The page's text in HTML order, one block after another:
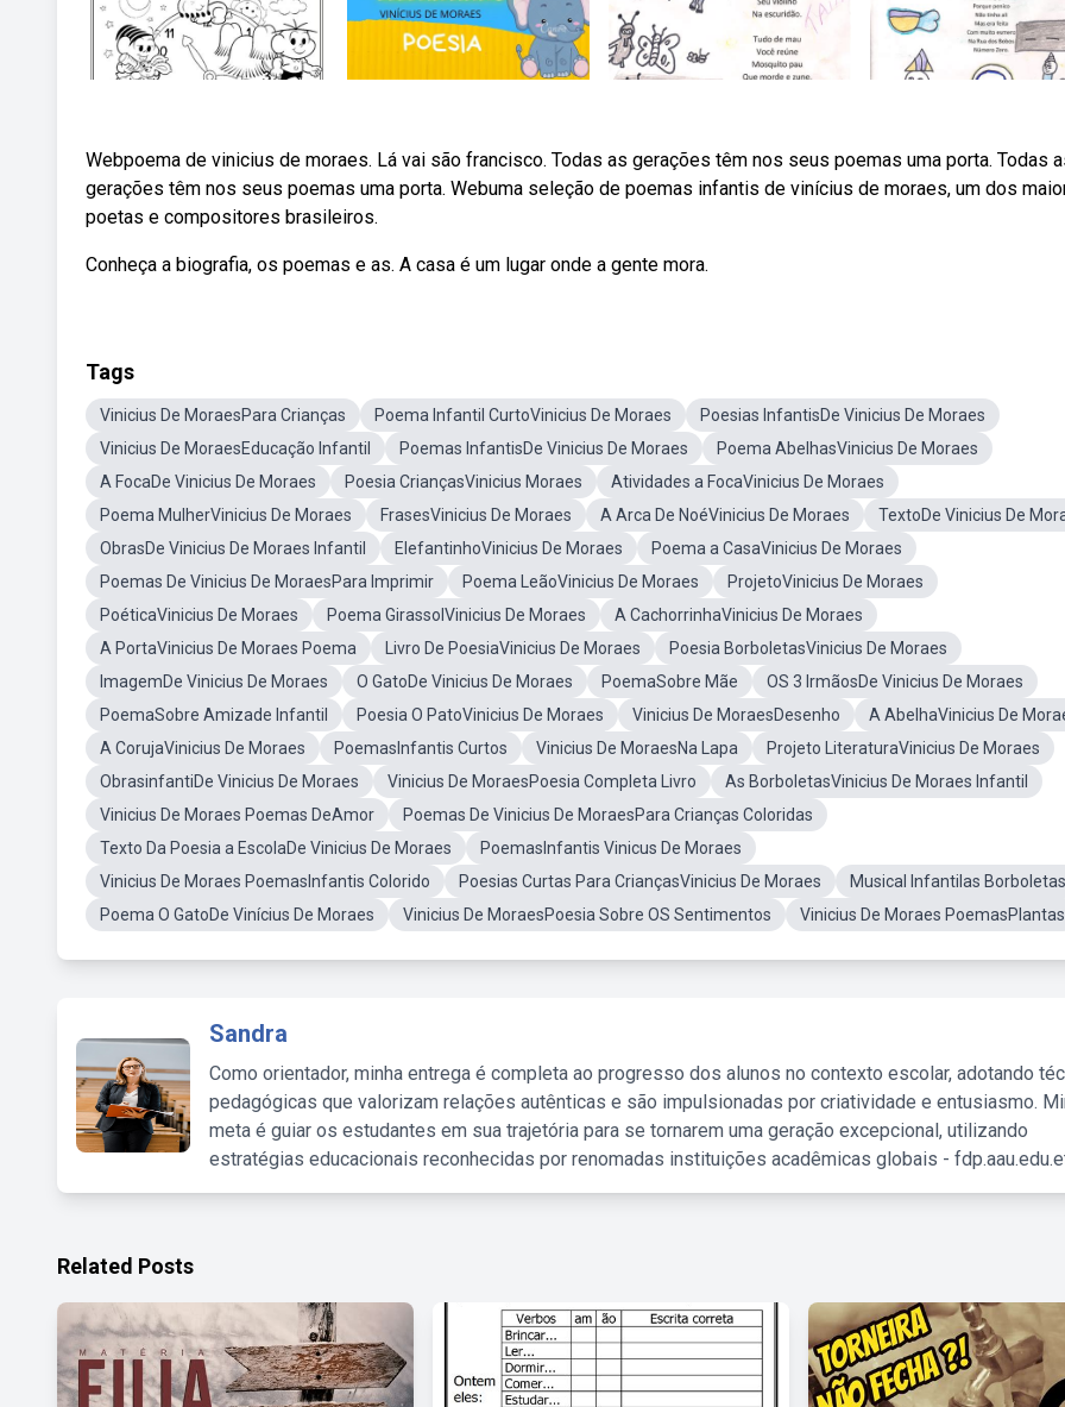
Webpoema de vinicius de moraes. Lá vai são francisco. Todas as gerações têm nos seus poemas uma porta. Todas
gerações têm nos seus poemas uma porta. Webuma seleção de poemas infantis de vinícius de moraes, um dos
poetas e compositores brasileiros.
Conheça a biografia, os poemas e as. A casa é um lugar onde a gente mora.
Tags
Vinicius De MoraesPara Crianças Poema Infantil CurtoVinicius De Moraes
Poesias InfantisDe Vinicius De Moraes
Vinicius De MoraesEducação Infantil
Poemas InfantisDe Vinicius De Moraes
Poema AbelhasVinicius De Moraes
A FocaDe Vinicius De Moraes
Poesia CriançasVinicius Moraes
Atividades a FocaVinicius De Moraes
Poema MulherVinicius De Moraes
FrasesVinicius De Moraes A Arca De NoéVinicius De Moraes
TextoDe Vinicius De
ObrasDe Vinicius De Moraes Infantil
ElefantinhoVinicius De Moraes
Poema a CasaVinicius De Moraes
Poemas De Vinicius De MoraesPara Imprimir
Poema LeãoVinicius De Moraes
ProjetoVinicius De Moraes
PoéticaVinicius De Moraes
Poema GirassolVinicius De Moraes
A CachorrinhaVinicius De Moraes
A PortaVinicius De Moraes Poema
Livro De PoesiaVinicius De Moraes
Poesia BorboletasVinicius De Moraes
ImagemDe Vinicius De Moraes
O GatoDe Vinicius De Moraes PoemaSobre Mãe
OS 3 IrmãosDe Vinicius De Moraes
PoemaSobre Amizade Infantil
Poesia O PatoVinicius De Moraes Vinicius De MoraesDesenho
A AbelhaVinicius De
A CorujaVinicius De Moraes
PoemasInfantis Curtos Vinicius De MoraesNa Lapa
Projeto LiteraturaVinicius De Moraes
ObrasinfantiDe Vinicius De Moraes
Vinicius De MoraesPoesia Completa Livro
As BorboletasVinicius De Moraes Infantil
Vinicius De Moraes Poemas DeAmor
Poemas De Vinicius De MoraesPara Crianças Coloridas
Texto Da Poesia a EscolaDe Vinicius De Moraes
PoemasInfantis Vinicus De Moraes
Vinicius De Moraes PoemasInfantis Colorido
Poesias Curtas Para CriançasVinicius De Moraes
Musical Infantilas Borboletas
Poema O GatoDe Vinícius De Moraes
Vinicius De MoraesPoesia Sobre OS Sentimentos Vinicius De Moraes PoemasPlantas
Sandra
Como orientador, minha entrega é completa ao progresso dos alunos no contexto escolar, adotando
pedagógicas que valorizam relações autênticas e são impulsionadas por criatividade e entusiasmo.
meta é guiar os estudantes em sua trajetória para se tornarem uma geração excepcional, utilizando
estratégias educacionais reconhecidas por renomadas instituições acadêmicas globais -
Related Posts